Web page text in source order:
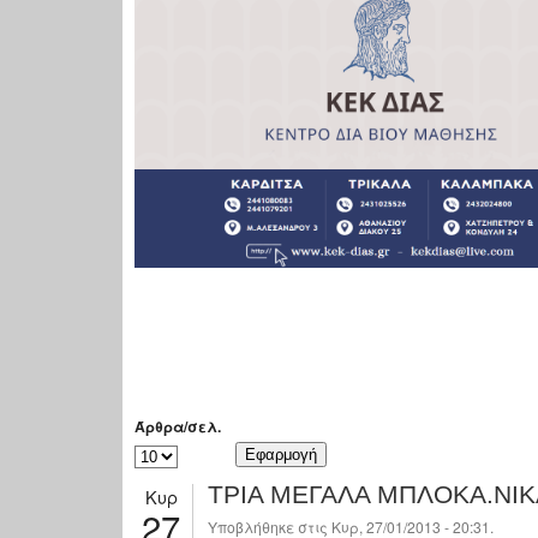
Άρθρα/σελ.
Κυρ
27
ΤΡΙΑ ΜΕΓΑΛΑ
Υποβλήθηκε στις Κυρ, 27/01/2013 - 20:31.